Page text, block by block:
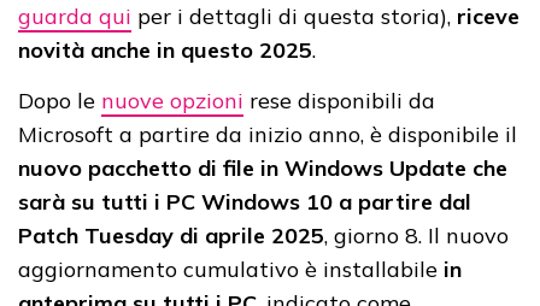
guarda qui per i dettagli di questa storia), riceve
novità anche in questo 2025.
Dopo le nuove opzioni rese disponibili da
Microsoft a partire da inizio anno, è disponibile il
nuovo pacchetto di file in Windows Update che
sarà su tutti i PC Windows 10 a partire dal
Patch Tuesday di aprile 2025, giorno 8. Il nuovo
aggiornamento cumulativo è installabile in